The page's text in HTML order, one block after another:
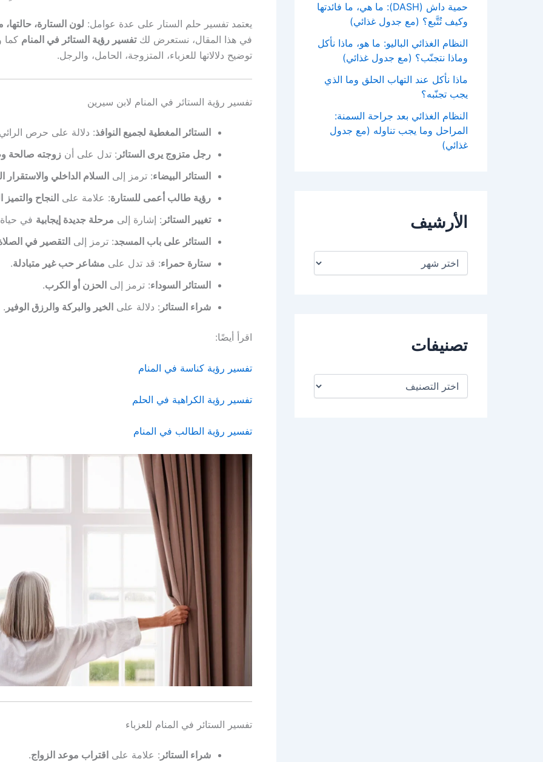
حمية داش (DASH): ما هي، ما فائدتها
وكيف تُتَّبع؟ (مع جدول غذائي)
النظام الغذائي الباليو: ما هو، ماذا نأكل
وماذا نتجنّب؟ (مع جدول غذائي)
ماذا نأكل عند التهاب الحلق وما الذي
يجب تجنّبه؟
النظام الغذائي بعد جراحة السمنة:
المراحل وما يجب تناوله (مع جدول
غذائي)
الأرشيف
تصنيفات
يعتمد تفسير حلم الستار على عدة عوامل: لون الستارة، حالتها،
في هذا المقال، نستعرض لكتفسير رؤية الستائر في المنام كما
توضيح دلالاتها للعزباء، المتزوجة، الحامل، والرجل.
تفسير رؤية الستائر في المنام لابن سيرين
الستائر المغطية لجميع النوافذ: دلالة على حرص
رجل متزوج يرى الستائر : تدل على أن زوجته صالحة
الستائر البيضاء: ترمز إلى السلام الداخلي والاستقرار
رؤية طالب أعمى للستارة: علامة على النجاح
تغيير الستائر : إشارة إلى مرحلة جديدة إيجابية في حياة
الستائر على باب المسجد: ترمز إلى التقصير في
ستارة حمراء: قد تدل على مشاعر حب غير متبادلة.
الستائر السوداء: ترمز إلى الحزن أو الكرب.
شراء الستائر : دلالة على الخير والبركة والرزق الوفير .
اقرأ أيضًا:
تفسير رؤية كناسة في المنام
تفسير رؤية الكراهية في الحلم
تفسير رؤية الطالب في المنام
تفسير الستائر في المنام للعزباء
شراء الستائر : علامة على اقتراب موعد الزواج.